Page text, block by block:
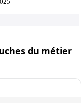
du métier